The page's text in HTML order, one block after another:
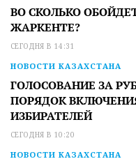
ВО СКОЛЬКО
ЖАРКЕНТЕ?
СЕГОДНЯ В 14:31
НОВОСТИ КАЗАХСТАНА
ГОЛОСОВАНИЕ ЗА
ПОРЯДОК
ИЗБИРАТЕЛЕЙ
СЕГОДНЯ В 10:20
НОВОСТИ КАЗАХСТАНА